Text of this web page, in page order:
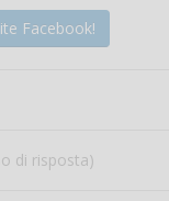
Facebook!
di risposta)